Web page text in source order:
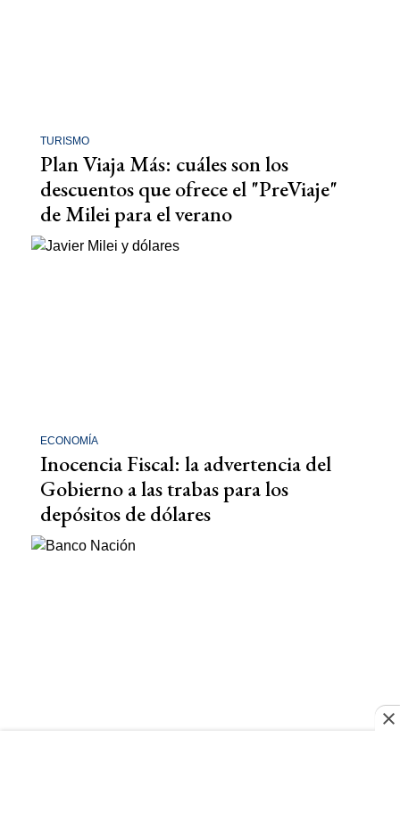
TURISMO
Plan Viaja Más: cuáles son los
descuentos que ofrece el "PreViaje"
de Milei para el verano
ECONOMÍA
Inocencia Fiscal: la advertencia del
Gobierno a las trabas para los
depósitos de dólares